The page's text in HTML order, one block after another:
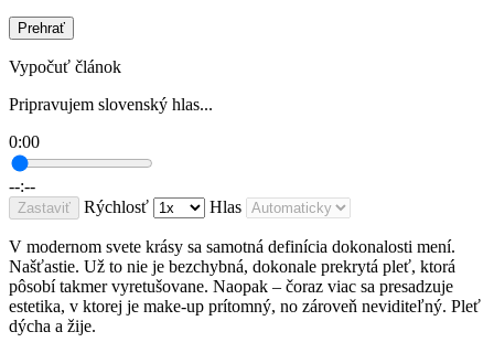
Prehrať
Vypočuť článok
Pripravujem slovenský hlas...
0:00
--:--
Zastaviť Rýchlosť Hlas
V modernom svete krásy sa samotná definícia dokonalosti mení.
Našťastie. Už to nie je bezchybná, dokonale prekrytá pleť, ktorá
pôsobí takmer vyretušovane. Naopak – čoraz viac sa presadzuje
estetika, v ktorej je make-up prítomný, no zároveň neviditeľný. Pleť
dýcha a žije.